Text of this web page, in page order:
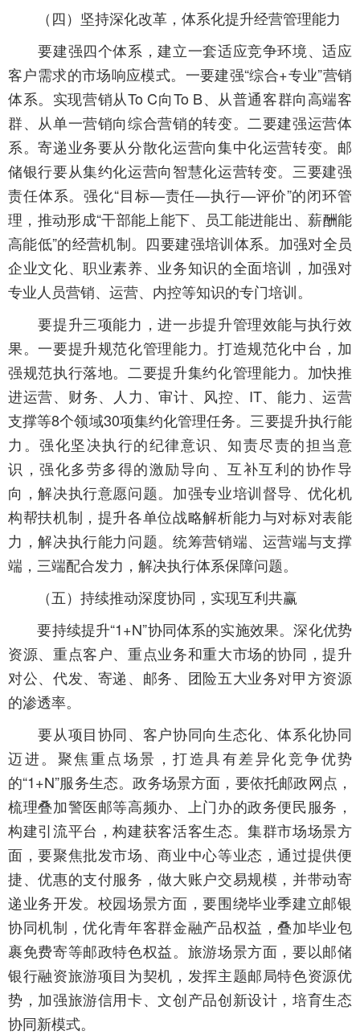
（四）坚持深化改革，体系化提升经营管理能力
要建强四个体系，建立一套适应竞争环境、适应
客户需求的市场响应模式。一要建强“综合+专业”营销
体系。实现营销从To C向To B、从普通客群向高端客
群、从单一营销向综合营销的转变。二要建强运营体
系。寄递业务要从分散化运营向集中化运营转变。邮
储银行要从集约化运营向智慧化运营转变。三要建强
责任体系。强化“目标—责任—执行—评价”的闭环管
理，推动形成“干部能上能下、员工能进能出、薪酬能
高能低”的经营机制。四要建强培训体系。加强对全员
企业文化、职业素养、业务知识的全面培训，加强对
专业人员营销、运营、内控等知识的专门培训。
要提升三项能力，进一步提升管理效能与执行效
果。一要提升规范化管理能力。打造规范化中台，加
强规范执行落地。二要提升集约化管理能力。加快推
进运营、财务、人力、审计、风控、IT、能力、运营
支撑等8个领域30项集约化管理任务。三要提升执行能
力。强化坚决执行的纪律意识、知责尽责的担当意
识，强化多劳多得的激励导向、互补互利的协作导
向，解决执行意愿问题。加强专业培训督导、优化机
构帮扶机制，提升各单位战略解析能力与对标对表能
力，解决执行能力问题。统筹营销端、运营端与支撑
端，三端配合发力，解决执行体系保障问题。
（五）持续推动深度协同，实现互利共赢
要持续提升“1+N”协同体系的实施效果。深化优势
资源、重点客户、重点业务和重大市场的协同，提升
对公、代发、寄递、邮务、团险五大业务对甲方资源
的渗透率。
要从项目协同、客户协同向生态化、体系化协同
迈进。聚焦重点场景，打造具有差异化竞争优势
的“1+N”服务生态。政务场景方面，要依托邮政网点，
梳理叠加警医邮等高频办、上门办的政务便民服务，
构建引流平台，构建获客活客生态。集群市场场景方
面，要聚焦批发市场、商业中心等业态，通过提供便
捷、优惠的支付服务，做大账户交易规模，并带动寄
递业务开发。校园场景方面，要围绕毕业季建立邮银
协同机制，优化青年客群金融产品权益，叠加毕业包
裹免费寄等邮政特色权益。旅游场景方面，要以邮储
银行融资旅游项目为契机，发挥主题邮局特色资源优
势，加强旅游信用卡、文创产品创新设计，培育生态
协同新模式。